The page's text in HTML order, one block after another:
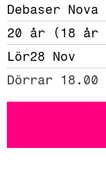
Debaser Nova
20 år (18 år
Lör28 Nov
Dörrar 18.00